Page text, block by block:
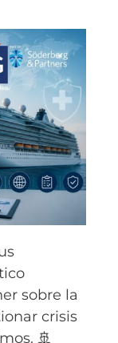
sobre la
crisis
🚢